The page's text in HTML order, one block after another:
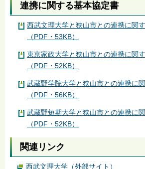
連携に関する基本協定書
西武文理大学と狭山市との連携に関
（PDF・53KB）
東京家政大学と狭山市との連携に関
（PDF・52KB）
武蔵野学院大学と狭山市との連携に
（PDF・56KB）
武蔵野短期大学と狭山市との連携に
（PDF・52KB）
関連リンク
西武文理大学（外部サイト）